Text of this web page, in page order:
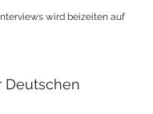
wird beizeiten auf
Deutschen